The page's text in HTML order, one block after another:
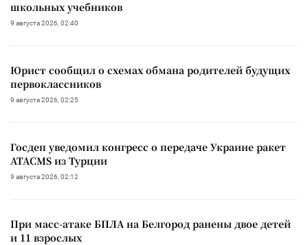
школьных учебников
9 августа 2026, 02:40
Юрист сообщил о схемах обмана родителей будущих
первоклассников
9 августа 2026, 02:25
Госдеп уведомил конгресс о передаче Украине ракет
ATACMS из Турции
9 августа 2026, 02:12
При масс-атаке БПЛА на Белгород ранены двое детей
и 11 взрослых